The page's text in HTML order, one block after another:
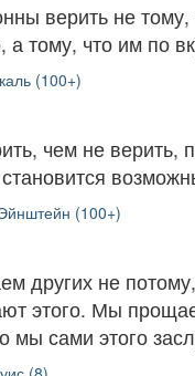
верить не тому,
а тому, что им по
(100+)
чем не верить,
(100+)
других не
этого. Мы
мы сами этого